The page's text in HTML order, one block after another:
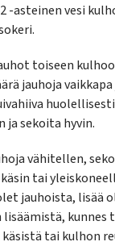
-asteinen vesi
toiseen
jauhoja
ja sekoita hyvin.
vähitellen,
tai
jauhoista, lisää
lisäämistä, kunnes
tai kulhon